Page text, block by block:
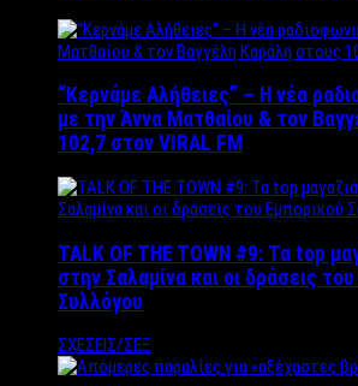
“Kερνάμε Αλήθειες” – Η νέα
με την Άννα Ματθαίου & τον
102,7 στον VIRAL FM
TALK OF THE TOWN #9: Τα top
στην Σαλαμίνα και οι δράσεις
Συλλόγου
ΣΧΕΣΕΙΣ/ΣΕΞ